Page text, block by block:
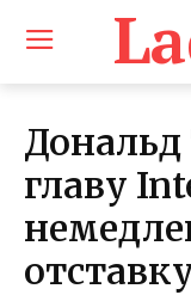
главу